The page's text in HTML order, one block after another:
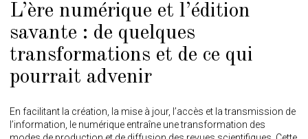
L’ère numérique et l’édition
savante : de quelques
transformations et de ce qui
pourrait advenir
En facilitant la création, la mise à jour, l’accès et la transmission de
l’information, le numérique entraîne une transformation des